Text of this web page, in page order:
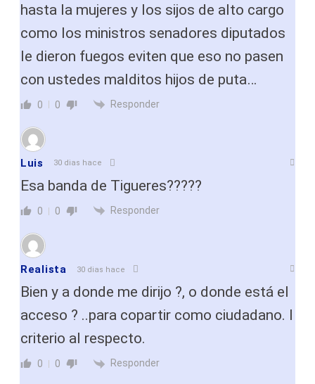
hasta la mujeres y los sijos de alto cargo
como los ministros senadores diputados
le dieron fuegos eviten que eso no pasen
con ustedes malditos hijos de puta…
0 0 Responder
Luis 30 dias hace
Esa banda de Tigueres?????
0 0 Responder
Realista 30 dias hace
Bien y a donde me dirijo ?, o donde está el
acceso ? ..para copartir como ciudadano. I
criterio al respecto.
0 0 Responder